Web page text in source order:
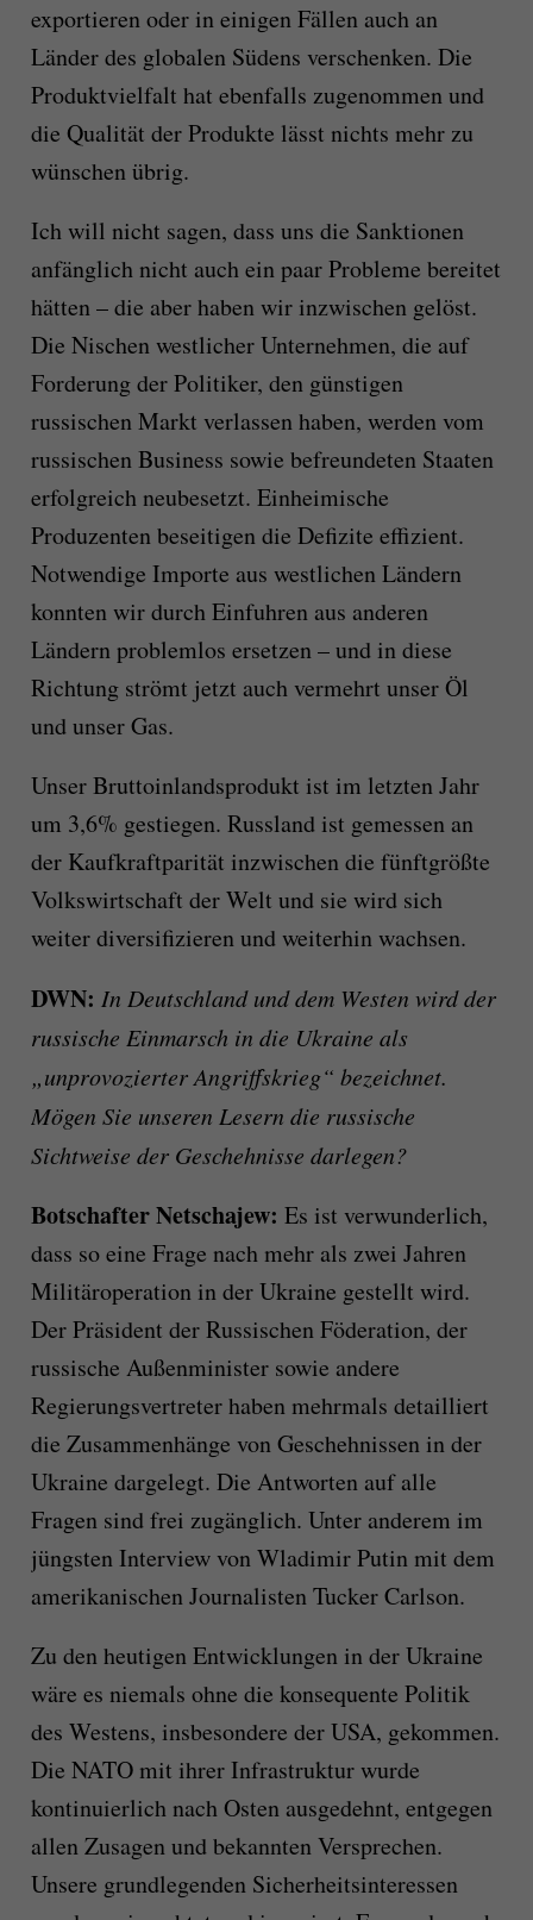
exportieren oder in einigen Fällen auch an
Länder des globalen Südens verschenken. Die
Produktvielfalt hat ebenfalls zugenommen und
die Qualität der Produkte lässt nichts mehr zu
wünschen übrig.
Ich will nicht sagen, dass uns die Sanktionen
anfänglich nicht auch ein paar Probleme bereitet
hätten – die aber haben wir inzwischen gelöst.
Die Nischen westlicher Unternehmen, die auf
Forderung der Politiker, den günstigen
russischen Markt verlassen haben, werden vom
russischen Business sowie befreundeten Staaten
erfolgreich neubesetzt. Einheimische
Produzenten beseitigen die Defizite effizient.
Notwendige Importe aus westlichen Ländern
konnten wir durch Einfuhren aus anderen
Ländern problemlos ersetzen – und in diese
Richtung strömt jetzt auch vermehrt unser Öl
und unser Gas.
Unser Bruttoinlandsprodukt ist im letzten Jahr
um 3,6% gestiegen. Russland ist gemessen an
der Kaufkraftparität inzwischen die fünftgrößte
Volkswirtschaft der Welt und sie wird sich
weiter diversifizieren und weiterhin wachsen.
DWN: In Deutschland und dem Westen wird der
russische Einmarsch in die Ukraine als
„unprovozierter Angriffskrieg“ bezeichnet.
Mögen Sie unseren Lesern die russische
Sichtweise der Geschehnisse darlegen?
Botschafter Netschajew: Es ist verwunderlich,
dass so eine Frage nach mehr als zwei Jahren
Militäroperation in der Ukraine gestellt wird.
Der Präsident der Russischen Föderation, der
russische Außenminister sowie andere
Regierungsvertreter haben mehrmals detailliert
die Zusammenhänge von Geschehnissen in der
Ukraine dargelegt. Die Antworten auf alle
Fragen sind frei zugänglich. Unter anderem im
jüngsten Interview von Wladimir Putin mit dem
amerikanischen Journalisten Tucker Carlson.
Zu den heutigen Entwicklungen in der Ukraine
wäre es niemals ohne die konsequente Politik
des Westens, insbesondere der USA, gekommen.
Die NATO mit ihrer Infrastruktur wurde
kontinuierlich nach Osten ausgedehnt, entgegen
allen Zusagen und bekannten Versprechen.
Unsere grundlegenden Sicherheitsinteressen